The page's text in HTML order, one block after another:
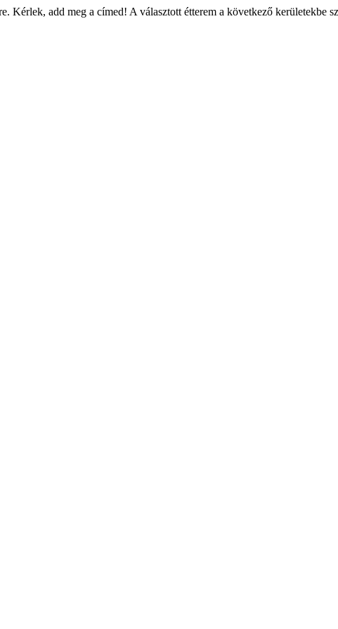
Kérlek, add meg a címed! A választott étterem a következő kerületekbe